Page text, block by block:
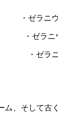
・ゼラニ
・ゼラ
・ゼラ
、そして